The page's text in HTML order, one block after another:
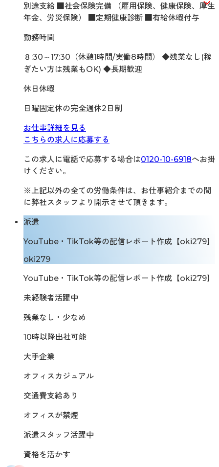
別途支給 ■社会保険完備 （雇用保険、健康保険、厚生
年金、労災保険） ■定期健康診断 ■有給休暇付与
勤務時間
８:30～17:30（休憩1時間/実働8時間） ◆残業なし(稼
ぎたい方は残業もOK) ◆長期歓迎
休日休暇
日曜固定休の完全週休2日制
お仕事詳細を見る
こちらの求人に応募する
この求人に電話で応募する場合は0120-10-6918へお掛
けください。
※上記以外の全ての労働条件は、お仕事紹介までの間
に弊社スタッフより開示させて頂きます。
派遣
YouTube・TikTok等の配信レポート作成【oki279】
oki279
YouTube・TikTok等の配信レポート作成【oki279】
未経験者活躍中
残業なし・少なめ
10時以降出社可能
大手企業
オフィスカジュアル
交通費支給あり
オフィスが禁煙
派遣スタッフ活躍中
資格を活かす